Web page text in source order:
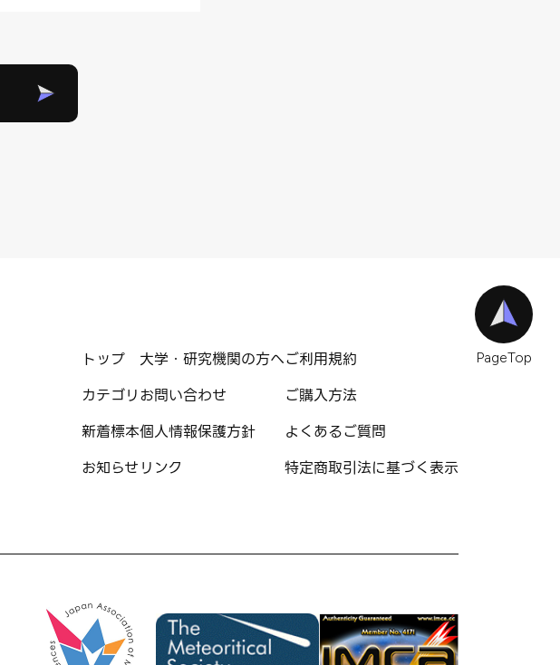
PageTop
トップ
カテゴリ
新着標本
お知らせ
大学・研究機関の方へ
お問い合わせ
個人情報保護方針
リンク
ご利用規約
ご購入方法
よくあるご質問
特定商取引法に基づく表示